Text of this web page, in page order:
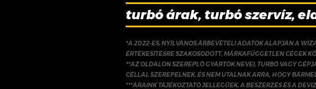
turbó árak, turbó szervíz,
*A 2022-ES, NYÍLVÁNOS ÁRBEVÉTELI ADATOK ALAPJÁN A
ÉRTÉKESÍTÉSRE SZAKOSODOTT, MÁRKAFÜGGETLEN CÉGEK
**AZ OLDALON SZEREPLŐ GYÁRTÓK NEVEI, TURBÓ VAGY
CÉLLAL SZEREPELNEK, ÉS NEM UTALNAK ARRA, HOGY
***ÁRAINK TÁJÉKOZTATÓ JELLEGŰEK, A BESZERZÉS ÉS A